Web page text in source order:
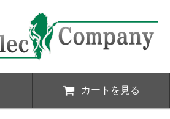
カートを見る